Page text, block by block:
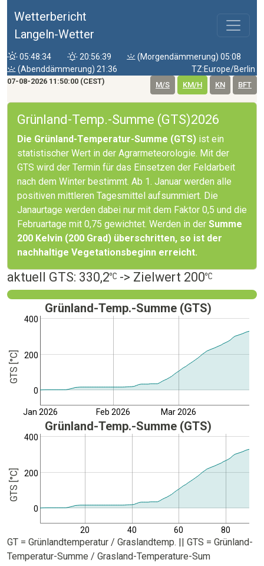
Wetterbericht
Langeln-Wetter
05:48:34 20:56:39
(Morgendämmerung) 05:08
(Abenddämmerung) 21:36
TZ:Europe/Berlin
07-08-2026 11:50:00 (CEST) M/S KM/H KN BFT
Grünland-Temp.-Summe (GTS)2026
Die Grünland-Temperatur-Summe (GTS) ist ein
statistischer Wert in der Agrarmeteorologie. Mit der
GTS wird der Termin für das Einsetzen der Feldarbeit
nach dem Winter bestimmt. Ab 1. Januar werden alle
positiven mittleren Tagesmittel aufsummiert. Die
Janaurtage werden dabei nur mit dem Faktor 0,5 und die
Februartage mit 0,75 gewichtet. Werden in der Summe
200 Kelvin (200 Grad) überschritten, so ist der
nachhaltige Vegetationsbeginn erreicht.
aktuell GTS: 330,2 -> Zielwert 200
Grünland-Temp.-Summe (GTS)
GTS [°C]
0
200
400
Jan 2026 Feb 2026 Mar 2026
Grünland-Temp.-Summe (GTS)
GTS [°C]
0
200
400
20 40 60 80
GT = Grünlandtemperatur / Graslandtemp. || GTS = Grünland-
Temperatur-Summe / Grasland-Temperature-Sum